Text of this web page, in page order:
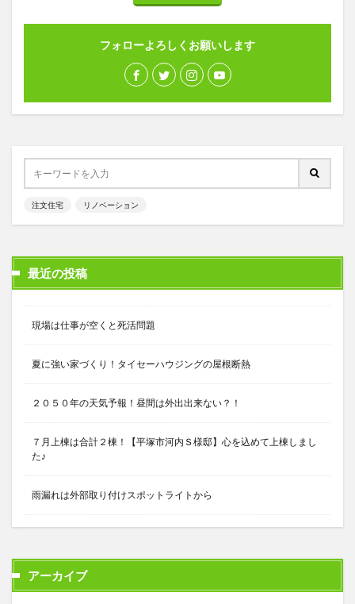
フォローよろしくお願いします
注文住宅 リノベーション
最近の投稿
現場は仕事が空くと死活問題
夏に強い家づくり！タイセーハウジングの屋根断熱
２０５０年の天気予報！昼間は外出出来ない？！
７月上棟は合計２棟！【平塚市河内Ｓ様邸】心を込めて上棟しまし
た♪
雨漏れは外部取り付けスポットライトから
アーカイブ